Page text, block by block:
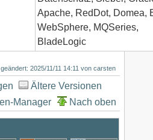
Apache, RedDot, Domea,
WebSphere, MQSeries,
BladeLogic
geändert:2025/11/11 14:11 voncarsten
Ältere Versionen
Manager
Nach oben